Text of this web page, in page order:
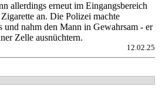
allerdings erneut im Eingangsbereich
an. Die Polizei machte
und nahm den Mann in Gewahrsam - er
Zelle ausnüchtern.
12.02.25